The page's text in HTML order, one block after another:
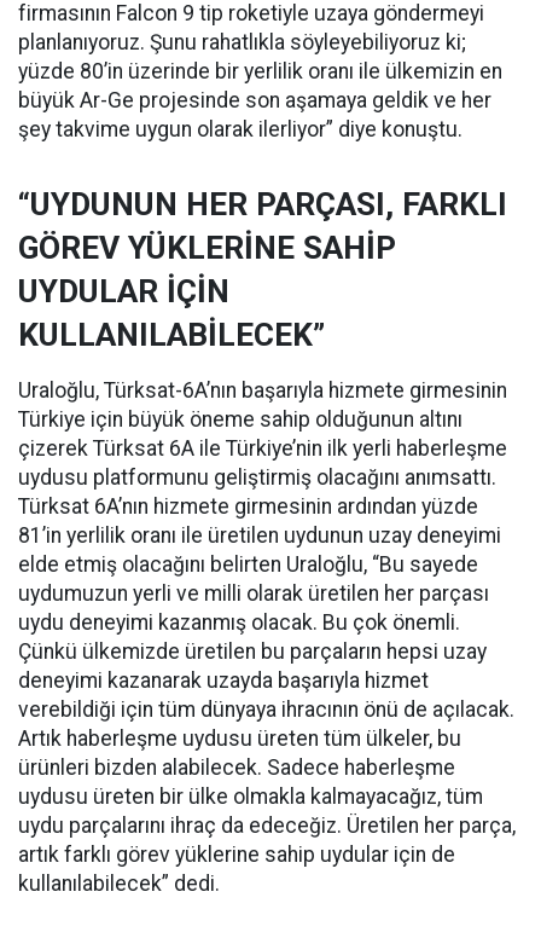
firmasının Falcon 9 tip roketiyle uzaya göndermeyi
planlanıyoruz. Şunu rahatlıkla söyleyebiliyoruz ki;
yüzde 80’in üzerinde bir yerlilik oranı ile ülkemizin en
büyük Ar-Ge projesinde son aşamaya geldik ve her
şey takvime uygun olarak ilerliyor” diye konuştu.
“UYDUNUN HER PARÇASI, FARKLI
GÖREV YÜKLERİNE SAHİP
UYDULAR İÇİN
KULLANILABİLECEK”
Uraloğlu, Türksat-6A’nın başarıyla hizmete girmesinin
Türkiye için büyük öneme sahip olduğunun altını
çizerek Türksat 6A ile Türkiye’nin ilk yerli haberleşme
uydusu platformunu geliştirmiş olacağını anımsattı.
Türksat 6A’nın hizmete girmesinin ardından yüzde
81’in yerlilik oranı ile üretilen uydunun uzay deneyimi
elde etmiş olacağını belirten Uraloğlu, “Bu sayede
uydumuzun yerli ve milli olarak üretilen her parçası
uydu deneyimi kazanmış olacak. Bu çok önemli.
Çünkü ülkemizde üretilen bu parçaların hepsi uzay
deneyimi kazanarak uzayda başarıyla hizmet
verebildiği için tüm dünyaya ihracının önü de açılacak.
Artık haberleşme uydusu üreten tüm ülkeler, bu
ürünleri bizden alabilecek. Sadece haberleşme
uydusu üreten bir ülke olmakla kalmayacağız, tüm
uydu parçalarını ihraç da edeceğiz. Üretilen her parça,
artık farklı görev yüklerine sahip uydular için de
kullanılabilecek” dedi.